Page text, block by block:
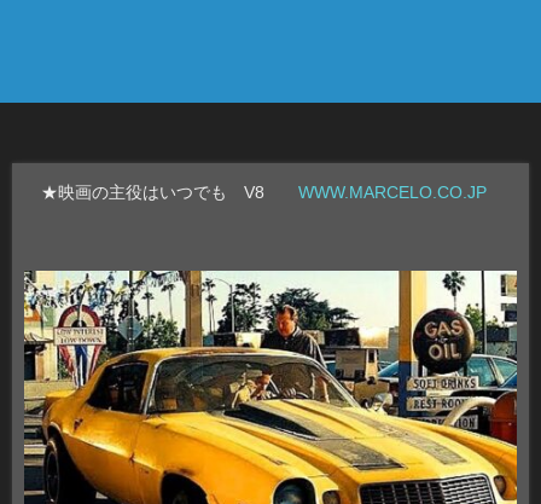
★映画の主役はいつでも V8 WWW.MARCELO.CO.JP